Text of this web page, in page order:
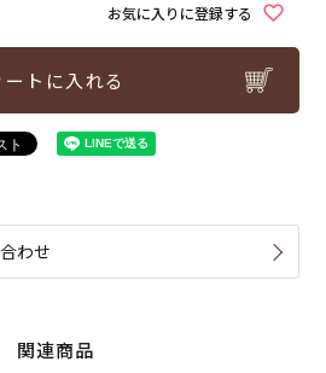
お気に入りに登録する
ートに入れる
わせ
関連商品